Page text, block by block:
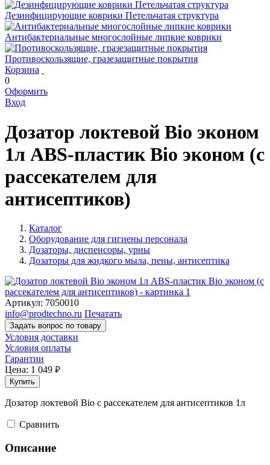
Дезинфицирующие коврики Петельчатая структура
Антибактериальные многослойные липкие коврики
Противоскользящие, гразезащитные покрытия
Корзина
0
Оформить
Вход
Дозатор локтевой Bio эконом
1л ABS-пластик Bio эконом (с
рассекателем для
антисептиков)
Каталог
Оборудование для гигиены персонала
Дозаторы, диспенсоры, урны
Дозаторы для жидкого мыла, пены, антисептика
Артикул: 7050010
info@prodtechno.ru Печатать
Задать вопрос по товару
Условия доставки
Условия оплаты
Гарантии
Цена: 1 049 руб.
Купить
Дозатор локтевой Bio с рассекателем для антисептиков 1л
Cравнить
Описание